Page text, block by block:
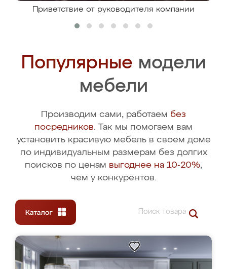
Приветствие от руководителя компании
Популярные модели
мебели
Производим сами, работаем без
посредников. Так мы помогаем вам
установить красивую мебель в своем доме
по индивидуальным размерам без долгих
поисков по ценам выгоднее на 10-20%,
чем у конкурентов.